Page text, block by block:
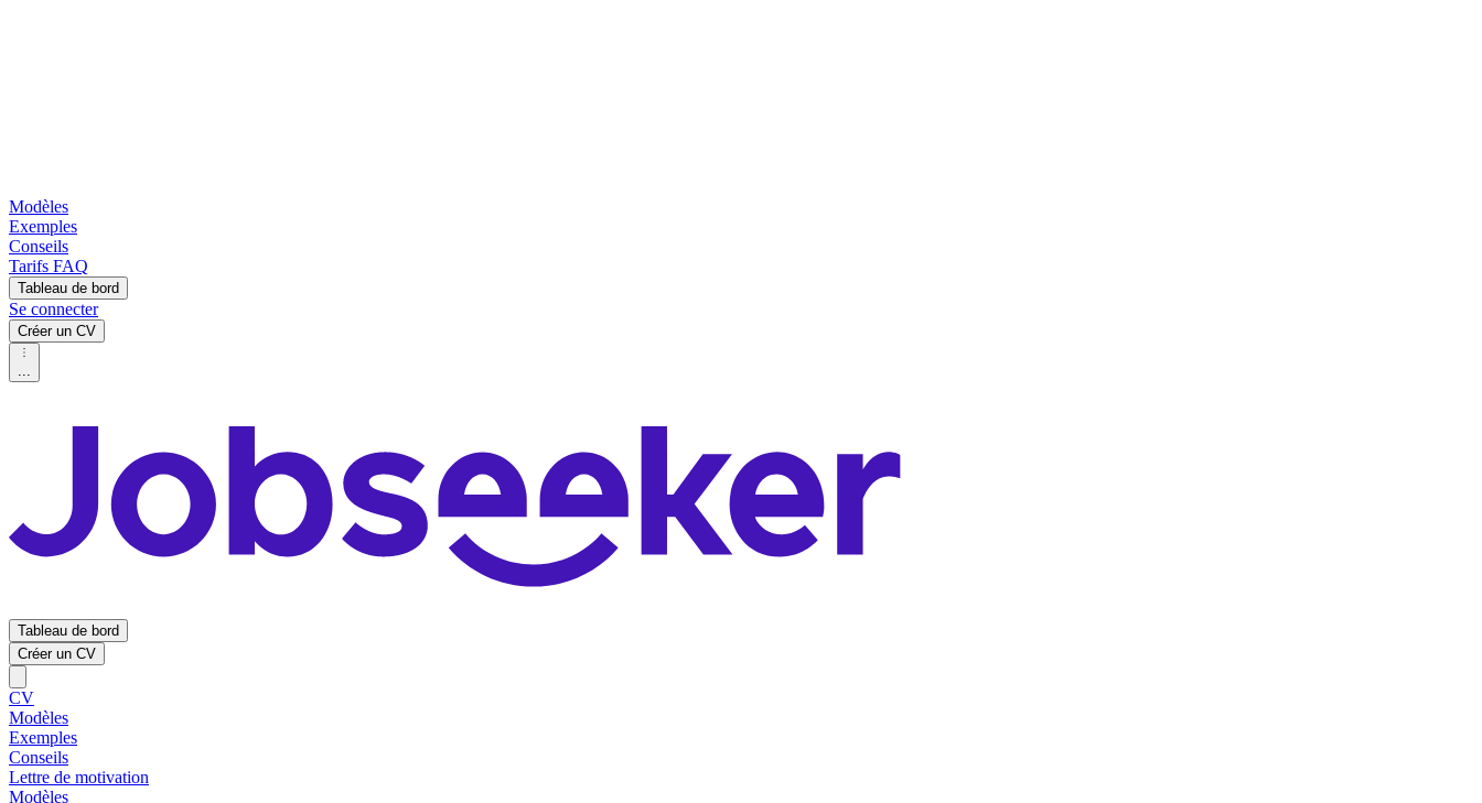
Modèles
Exemples
Conseils
Tarifs FAQ
Tableau de bord
Se connecter
Créer un CV
...
Tableau de bord
Créer un CV
CV
Modèles
Exemples
Conseils
Lettre de motivation
Modèles